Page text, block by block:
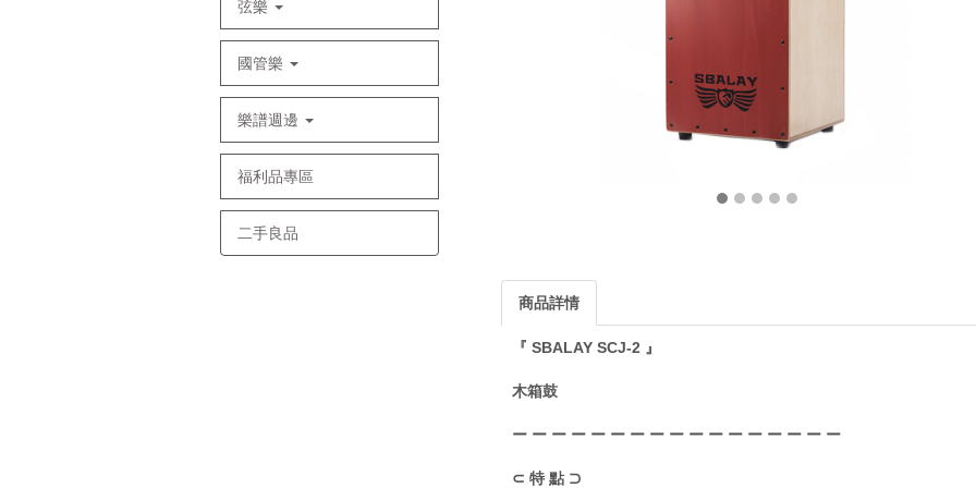
弦樂
國管樂
樂譜週邊
福利品專區
二手良品
商品詳情
『 SBALAY SCJ-2 』
木箱鼓
ー ー ー ー ー ー ー ー ー ー ー ー ー ー ー ー ー
⊂ 特 點 ⊃